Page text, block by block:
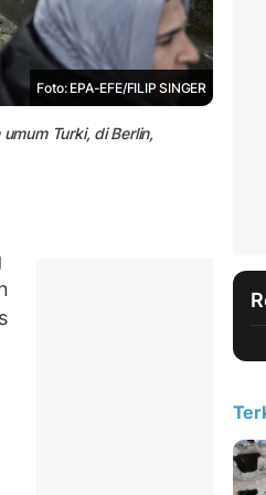
Foto: EPA-EFE/FILIP SINGER
Turki, di Berlin,